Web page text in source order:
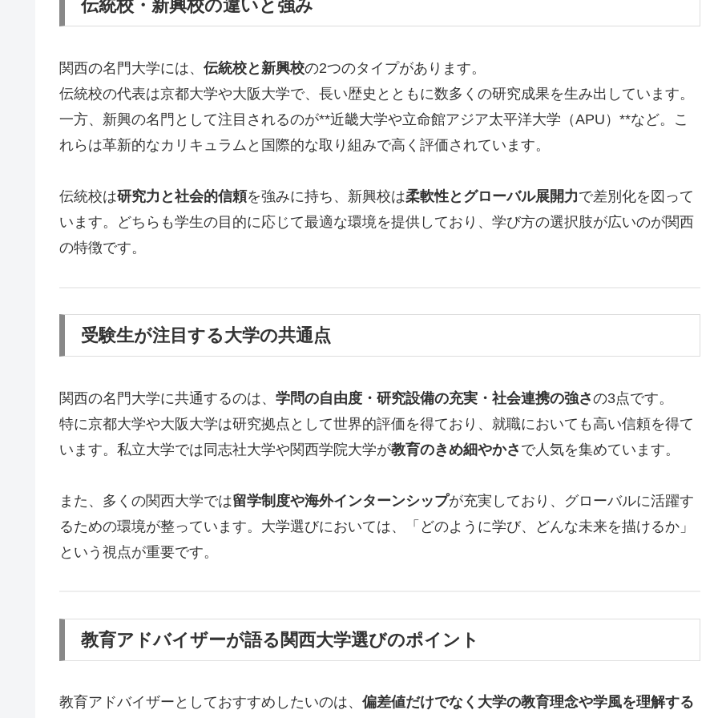
伝統校・新興校の違いと強み
関西の名門大学には、 伝統校と新興校の2つのタイプがあります。
伝統校の代表は京都大学や大阪大学で、長い歴史とともに数多くの研究成果を生み出しています。
一方、新興の名門として注目されるのが**近畿大学や立命館アジア太平洋大学（APU）**など。こ
れらは革新的なカリキュラムと国際的な取り組みで高く評価されています。
伝統校は研究力と社会的信頼を強みに持ち、新興校は柔軟性とグローバル展開力で差別化を図って
います。どちらも学生の目的に応じて最適な環境を提供しており、学び方の選択肢が広いのが関西
の特徴です。
受験生が注目する大学の共通点
関西の名門大学に共通するのは、 学問の自由度・研究設備の充実・社会連携の強さの3点です。
特に京都大学や大阪大学は研究拠点として世界的評価を得ており、就職においても高い信頼を得て
います。私立大学では同志社大学や関西学院大学が教育のきめ細やかさ で人気を集めています。
また、多くの関西大学では留学制度や海外インターンシップが充実しており、グローバルに活躍す
るための環境が整っています。大学選びにおいては、「どのように学び、どんな未来を描けるか」
という視点が重要です。
教育アドバイザーが語る関西大学選びのポイント
教育アドバイザーとしておすすめしたいのは、 偏差値だけでなく大学の教育理念や学風を理解する